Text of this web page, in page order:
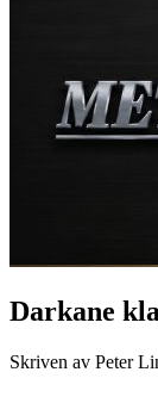
Darkane
Skriven av Peter